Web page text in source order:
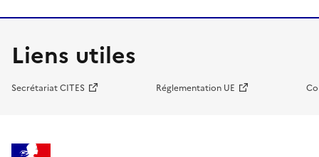
Liens utiles
Secrétariat CITES Réglementation UE